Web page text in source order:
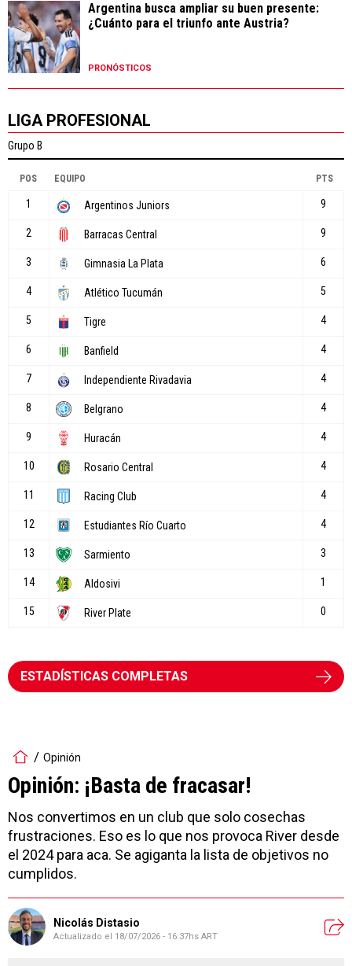
Argentina busca ampliar su buen presente:
¿Cuánto para el triunfo ante Austria?
PRONÓSTICOS
LIGA PROFESIONAL
ESTADÍSTICAS COMPLETAS
Opinión
Opinión: ¡Basta de fracasar!
Nos convertimos en un club que solo cosechas
frustraciones. Eso es lo que nos provoca River desde
el 2024 para aca. Se agiganta la lista de objetivos no
cumplidos.
Nicolás Distasio
Actualizado el 18/07/2026 - 16:37hs ART